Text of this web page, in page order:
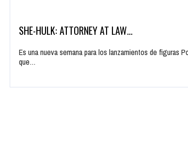
SHE-HULK: ATTORNEY AT LAW…
Es una nueva semana para los lanzamientos de figuras
que…